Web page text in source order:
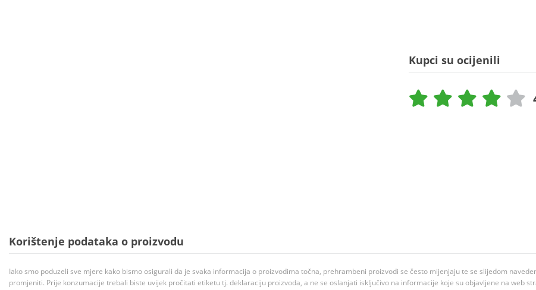
Kupci su ocijenili
Korištenje podataka o proizvodu
Iako smo poduzeli sve mjere kako bismo osigurali da je svaka informacija o proizvodima točna, prehrambeni proizvodi se često mijenjaju te se slijedom
promjeniti. Prije konzumacije trebali biste uvijek pročitati etiketu tj. deklaraciju proizvoda, a ne se oslanjati isključivo na informacije koje su objavljene na web